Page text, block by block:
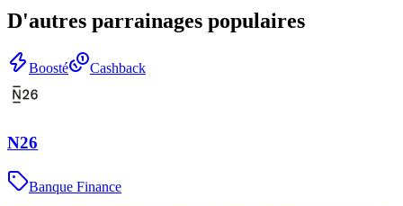
D'autres parrainages populaires
Boosté Cashback
N26
Banque Finance